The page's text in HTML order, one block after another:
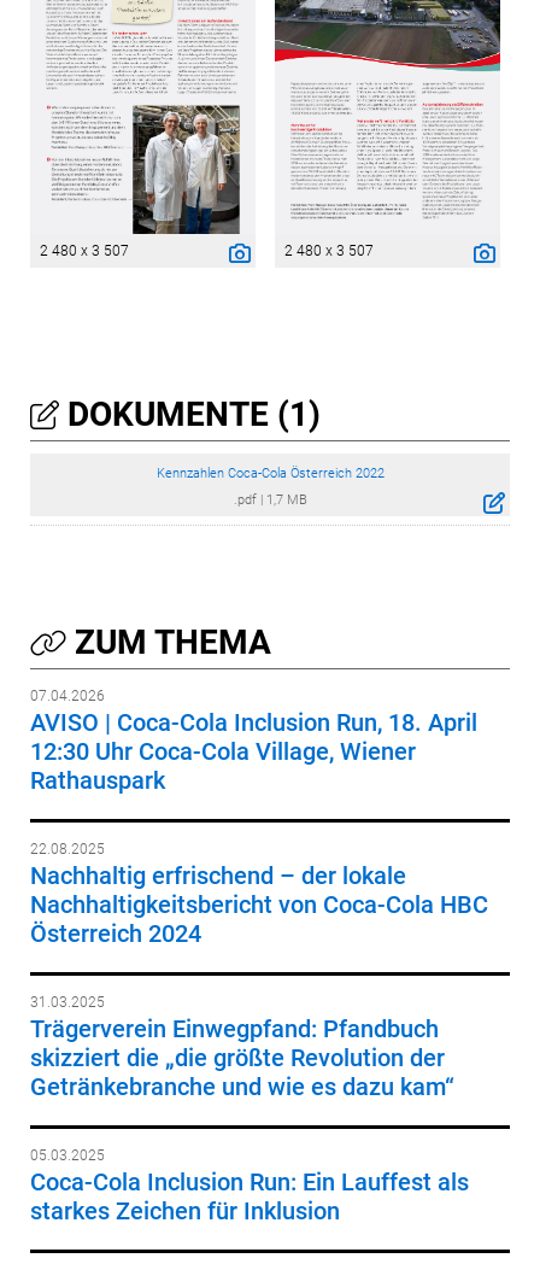
2 480 x 3 507 2 480 x 3 507
DOKUMENTE (1)
Kennzahlen Coca-Cola Österreich 2022
.pdf| 1,7 MB
ZUM THEMA
07.04.2026
AVISO | Coca-Cola Inclusion Run, 18. April
12:30 Uhr Coca-Cola Village, Wiener
Rathauspark
22.08.2025
Nachhaltig erfrischend – der lokale
Nachhaltigkeitsbericht von Coca-Cola HBC
Österreich 2024
31.03.2025
Trägerverein Einwegpfand: Pfandbuch
skizziert die „die größte Revolution der
Getränkebranche und wie es dazu kam“
05.03.2025
Coca-Cola Inclusion Run: Ein Lauffest als
starkes Zeichen für Inklusion